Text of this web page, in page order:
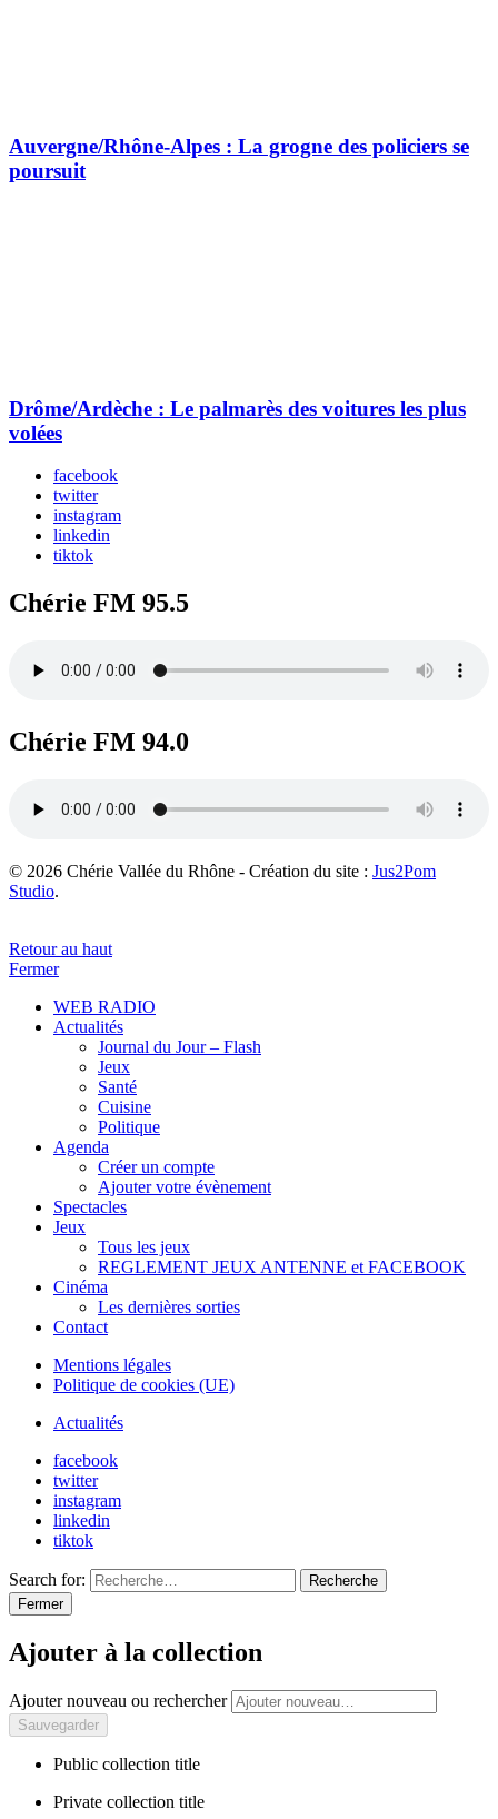
Auvergne/Rhône-Alpes : La grogne des policiers se
poursuit
Drôme/Ardèche : Le palmarès des voitures les plus
volées
facebook
twitter
instagram
linkedin
tiktok
Chérie FM 95.5
Chérie FM 94.0
© 2026 Chérie Vallée du Rhône - Création du site : Jus2Pom
Studio.
Retour au haut
Fermer
WEB RADIO
Actualités
Journal du Jour – Flash
Jeux
Santé
Cuisine
Politique
Agenda
Créer un compte
Ajouter votre évènement
Spectacles
Jeux
Tous les jeux
REGLEMENT JEUX ANTENNE et FACEBOOK
Cinéma
Les dernières sorties
Contact
Mentions légales
Politique de cookies (UE)
Actualités
facebook
twitter
instagram
linkedin
tiktok
Search for:
Recherche
Fermer
Ajouter à la collection
Ajouter nouveau ou rechercher
Public collection title
Private collection title